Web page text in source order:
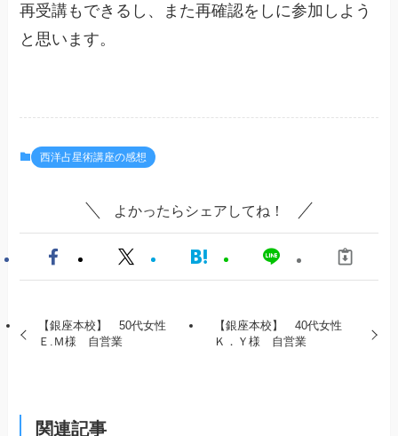
再受講もできるし、また再確認をしに参加しよう
と思います。
西洋占星術講座の感想
よかったらシェアしてね！
【銀座本校】 50代女性
Ｅ.Ｍ様 自営業
【銀座本校】 40代女性
Ｋ．Ｙ様 自営業
関連記事